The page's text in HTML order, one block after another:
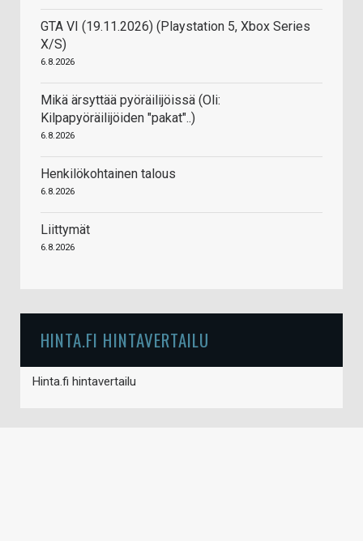
GTA VI (19.11.2026) (Playstation 5, Xbox Series
X/S)
6.8.2026
Mikä ärsyttää pyöräilijöissä (Oli:
Kilpapyöräilijöiden "pakat"..)
6.8.2026
Henkilökohtainen talous
6.8.2026
Liittymät
6.8.2026
HINTA.FI HINTAVERTAILU
Hinta.fi hintavertailu